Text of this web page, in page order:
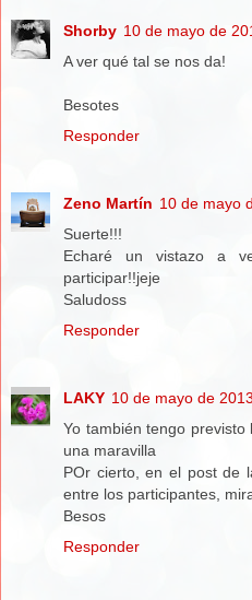
Shorby 10 de mayo de
A ver qué tal se nos da!
Besotes
Responder
Zeno Martín 10 de mayo
Suerte!!!
Echaré un vistazo a
participar!!jeje
Saludoss
Responder
LAKY 10 de mayo de
Yo también tengo
una maravilla
POr cierto, en el post de
entre los participantes,
Besos
Responder